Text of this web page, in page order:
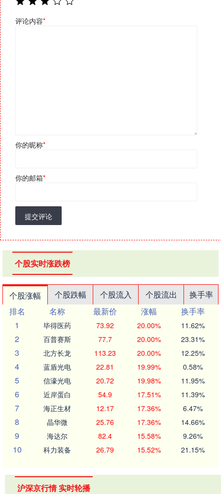
评论内容*
你的昵称*
你的邮箱*
提交评论
个股实时涨跌榜
个股涨幅 个股跌幅 个股流入 个股流出
换手率
排名
名称 最新价 涨幅
换手率
1
毕得医药 73.92 20.00% 11.62%
2 百普赛斯 77.7 20.00% 23.31%
3 北方长龙 113.23 20.00% 12.25%
4 蓝盾光电 22.81 19.99% 0.58%
5 信濠光电 20.72 19.98% 11.95%
6 近岸蛋白 54.9 17.51% 11.39%
7 海正生材 12.17 17.36% 6.47%
8 晶华微 25.76 17.36% 14.66%
9 海达尔 82.4 15.58% 9.26%
10 科力装备 26.79 15.52% 21.15%
沪深京行情 实时轮播